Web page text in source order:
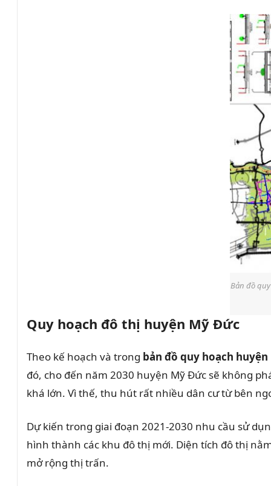
Bản đồ
Quy hoạch đô thị huyện Mỹ Đức
Theo kế hoạch và trong bản đồ quy hoạch
đó, cho đến năm 2030 huyện Mỹ Đức sẽ không
khá lớn. Vì thế, thu hút rất nhiều dân cư từ bên
Dự kiến trong giai đoạn 2021-2030 nhu cầu sử
hình thành các khu đô thị mới. Diện tích đô thị
mở rộng thị trấn.